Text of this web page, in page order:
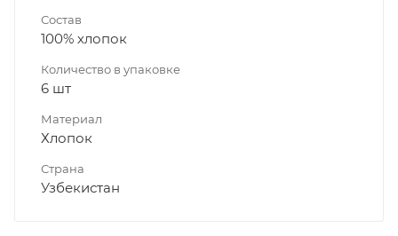
Состав
100% хлопок
Количество в упаковке
6 шт
Материал
Хлопок
Страна
Узбекистан